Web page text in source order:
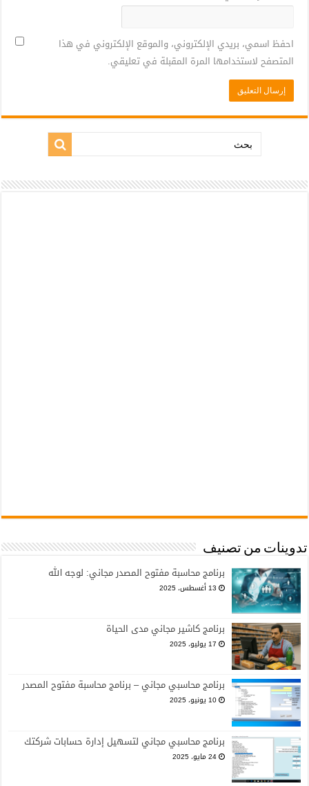
احفظ اسمي، بريدي الإلكتروني، والموقع الإلكتروني في هذا
المتصفح لاستخدامها المرة المقبلة في تعليقي.
بحث:
تدوينات من تصنيف
برنامج محاسبة مفتوح المصدر مجاني: لوجه الله
13 أغسطس، 2025
برنامج كاشير مجاني مدى الحياة
17 يوليو، 2025
برنامج محاسبي مجاني – برنامج محاسبة مفتوح المصدر
10 يونيو، 2025
برنامج محاسبي مجاني لتسهيل إدارة حسابات شركتك
24 مايو، 2025